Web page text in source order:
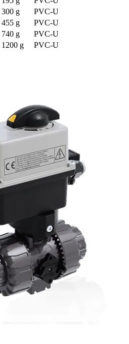
300 g
PVC-U
455 g
PVC-U
740 g
PVC-U
1200 g PVC-U